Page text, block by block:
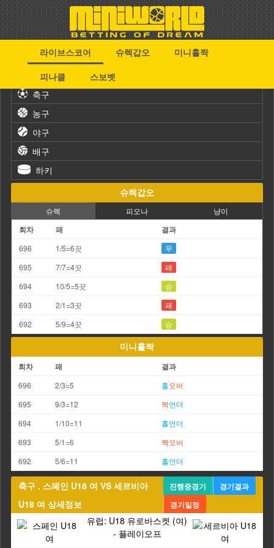
라이브스코어 슈렉갑오
미니홀짝
피나클
스보벳
축구
농구
야구
배구
하키
슈렉갑오
슈렉 피오나 냥이
회차 패 결과
696 1/5=6끗
무
695
7/7=4끗
패
694
10/5=5끗
승
693
2/1=3끗
패
692
5/9=4끗 승
미니홀짝
회차 패 결과
696 2/3=5 홀오버
695
9/3=12 짝언더
694
1/10=11 홀언더
693
5/1=6 짝오버
692
5/6=11 홀언더
축구 . 스페인 U18 여 VS 세르비아
U18 여 상세정보
진행중경기
경기결과
경기일정
유럽: U18 유로바스켓 (여)
- 플레이오프